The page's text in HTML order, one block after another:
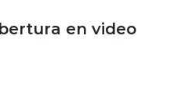
en video